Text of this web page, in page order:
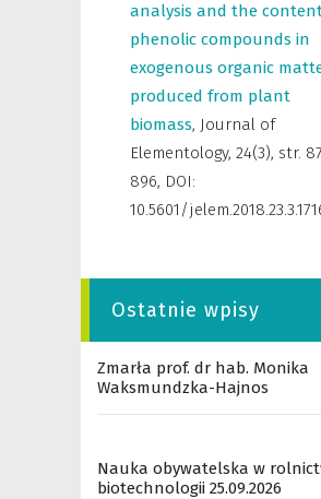
analysis and the
phenolic compounds in
exogenous organic
produced from plant
biomass, Journal of
Elementology, 24(3), str.
896, DOI:
10.5601/
Ostatnie wpisy
Zmarła prof. dr hab. Monika
Waksmundzka-Hajnos
Nauka obywatelska w
biotechnologii 25.09.2026